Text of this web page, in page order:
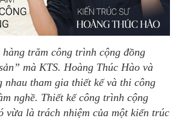
trăm công trình cộng đồng
mà KTS. Hoàng Thúc Hào và
nhau tham gia thiết kế và thi công
nghề. Thiết kế công trình cộng
vừa là trách nhiệm của một kiến trúc